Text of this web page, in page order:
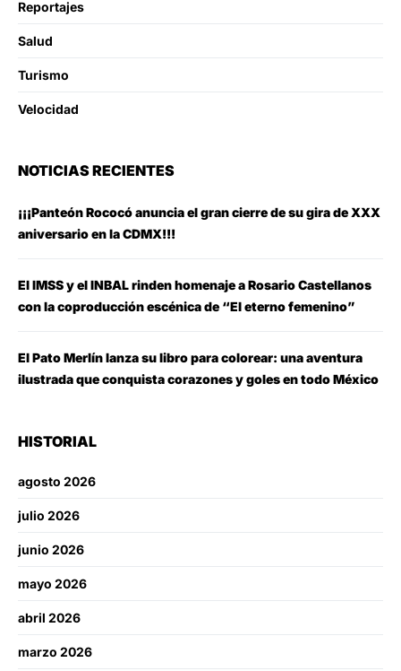
Reportajes
Salud
Turismo
Velocidad
NOTICIAS RECIENTES
¡¡¡Panteón Rococó anuncia el gran cierre de su gira de XXX
aniversario en la CDMX!!!
El IMSS y el INBAL rinden homenaje a Rosario Castellanos
con la coproducción escénica de “El eterno femenino”
El Pato Merlín lanza su libro para colorear: una aventura
ilustrada que conquista corazones y goles en todo México
HISTORIAL
agosto 2026
julio 2026
junio 2026
mayo 2026
abril 2026
marzo 2026